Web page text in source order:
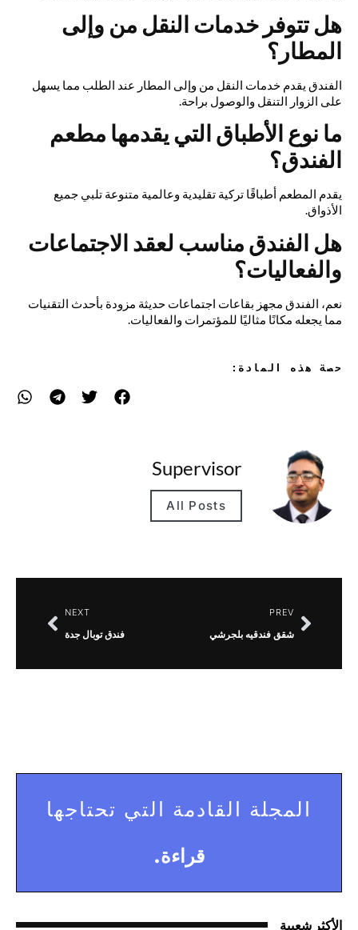
هل تتوفر خدمات النقل من وإلى
المطار؟
الفندق يقدم خدمات النقل من وإلى المطار عند الطلب مما يسهل
على الزوار التنقل والوصول براحة.
ما نوع الأطباق التي يقدمها مطعم
الفندق؟
يقدم المطعم أطباقًا تركية تقليدية وعالمية متنوعة تلبي جميع
الأذواق.
هل الفندق مناسب لعقد الاجتماعات
والفعاليات؟
نعم، الفندق مجهز بقاعات اجتماعات حديثة مزودة بأحدث التقنيات
مما يجعله مكانًا مثاليًا للمؤتمرات والفعاليات.
حصة هذه المادة:
Supervisor
All Posts
PREV
شقق فندقيه بلجرشي
NEXT
فندق توبال جدة
المجلة القادمة التي تحتاجها
قراءة.
الأكثر شعبية